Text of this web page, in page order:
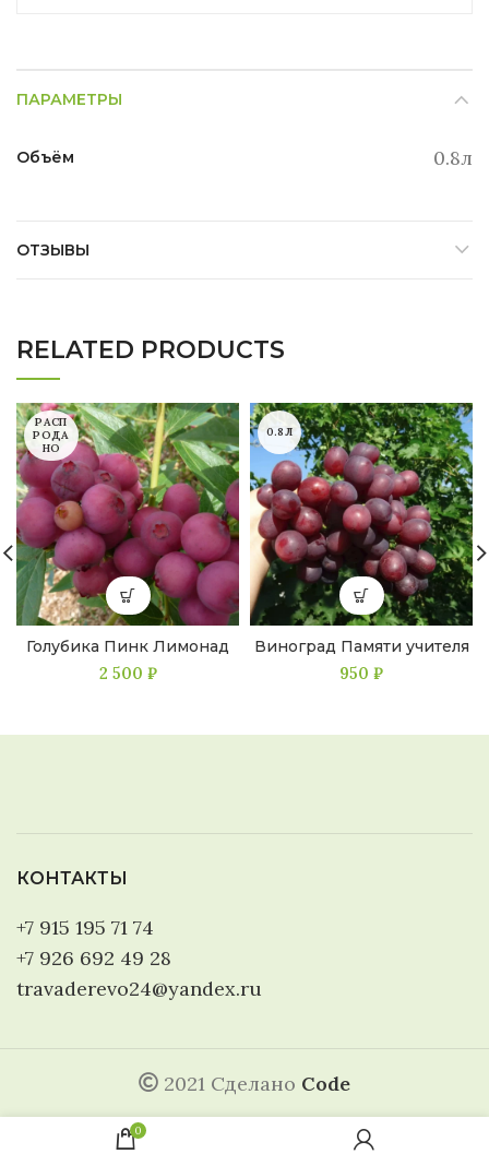
ПАРАМЕТРЫ
Объём 0.8л
ОТЗЫВЫ
RELATED PRODUCTS
РАСП
РОДА
НО
Голубика Пинк Лимонад
2 500 ₽
0.8Л
Виноград Памяти учителя
950 ₽
КОНТАКТЫ
+7 915 195 71 74
+7 926 692 49 28
travaderevo24@yandex.ru
2021 Сделано Code
0